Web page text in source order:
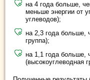
на 4 года больше,
меньше энергии от
углеводов);
на 2,3 года больше,
группа);
на 1,1 года больше,
(высокоуглеводная